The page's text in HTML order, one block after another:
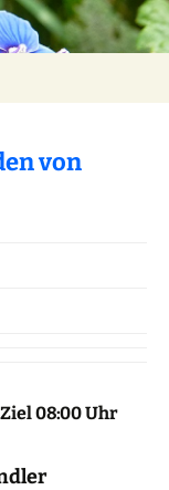
von
08:00 Uhr